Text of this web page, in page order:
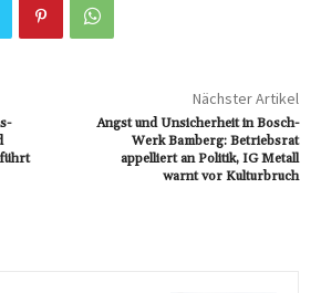
Nächster Artikel
Angst und Unsicherheit in Bosch-
Werk Bamberg: Betriebsrat
appelliert an Politik, IG Metall
warnt vor Kulturbruch